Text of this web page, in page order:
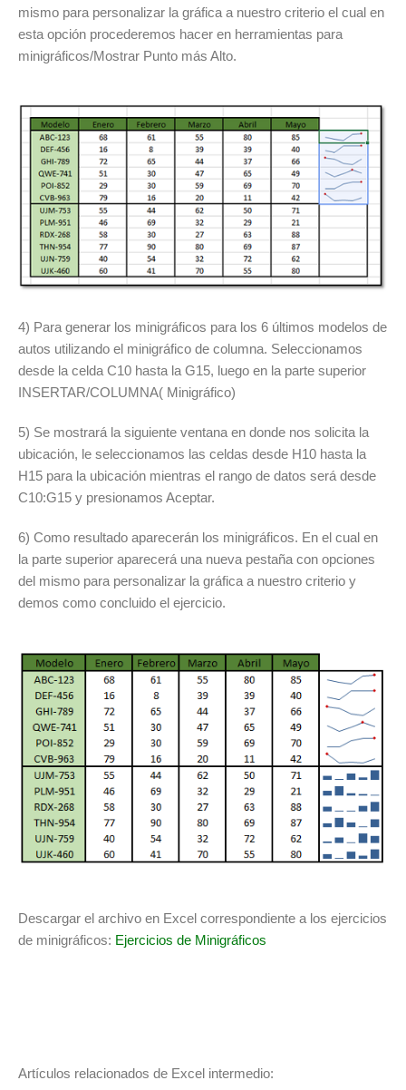
mismo para personalizar la gráfica a nuestro criterio el cual en
esta opción procederemos hacer en herramientas para
minigráficos/Mostrar Punto más Alto.
4) Para generar los minigráficos para los 6 últimos modelos de
autos utilizando el minigráfico de columna. Seleccionamos
desde la celda C10 hasta la G15, luego en la parte superior
INSERTAR/COLUMNA( Minigráfico)
5) Se mostrará la siguiente ventana en donde nos solicita la
ubicación, le seleccionamos las celdas desde H10 hasta la
H15 para la ubicación mientras el rango de datos será desde
C10:G15 y presionamos Aceptar.
6) Como resultado aparecerán los minigráficos. En el cual en
la parte superior aparecerá una nueva pestaña con opciones
del mismo para personalizar la gráfica a nuestro criterio y
demos como concluido el ejercicio.
Descargar el archivo en Excel correspondiente a los ejercicios
de minigráficos: Ejercicios de Minigráficos
Artículos relacionados de Excel intermedio: